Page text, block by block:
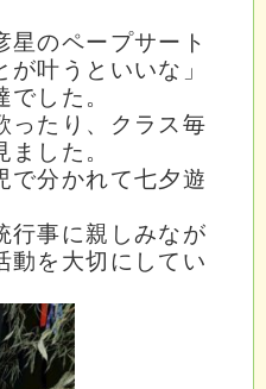
星のペープサート
叶うといいな」
した。
ったり、クラス毎
した。
で分かれて七夕遊
行事に親しみなが
動を大切にしてい